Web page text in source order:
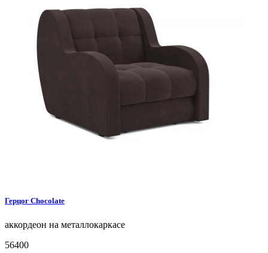
Герцог Chocolate
аккордеон на металлокаркасе
56400